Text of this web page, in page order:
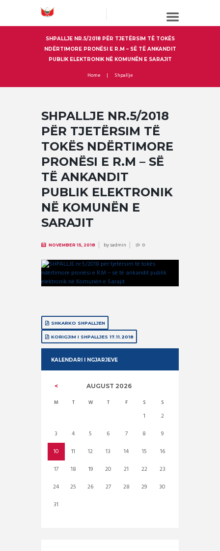
SHPALLJE NR.5/2018 PËR TJETËRSIM TË TOKËS
NDËRTIMORE PRONËSI E R.M – SË TË ANKANDIT
PUBLIK ELEKTRONIK NË KOMUNËN E SARAJIT
Home Shpallje
SHPALLJE NR.5/2018
PËR TJETËRSIM TË
TOKËS NDËRTIMORE
PRONËSI E R.M – SË
TË ANKANDIT
PUBLIK ELEKTRONIK
NË KOMUNËN E
SARAJIT
NOVEMBER 15, 2018 bysadmin 0
SHKARKO SHPALLJEN
KORIGJIM I SHPALLJES 17.11.2018
KALENDARI I NGJARJEVE
AUGUST 2026
M T W T F S S
1
2
3
4 5 6 7 8
9
10
11 12 13 14 15
16
17
18 19 20 21 22
23
24
25 26 27 28 29
30
31